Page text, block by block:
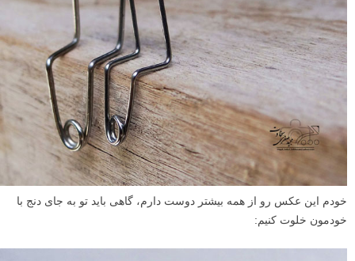
خودم این عکس رو از همه بیشتر دوست دارم، گاهی باید تو به جای دنج با
خودمون خلوت کنیم: